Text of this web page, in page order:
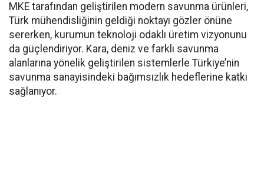
MKE tarafından geliştirilen modern savunma ürünleri,
Türk mühendisliğinin geldiği noktayı gözler önüne
sererken, kurumun teknoloji odaklı üretim vizyonunu
da güçlendiriyor. Kara, deniz ve farklı savunma
alanlarına yönelik geliştirilen sistemlerle Türkiye’nin
savunma sanayisindeki bağımsızlık hedeflerine katkı
sağlanıyor.